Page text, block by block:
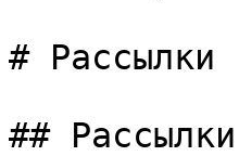
# Рассылки
##